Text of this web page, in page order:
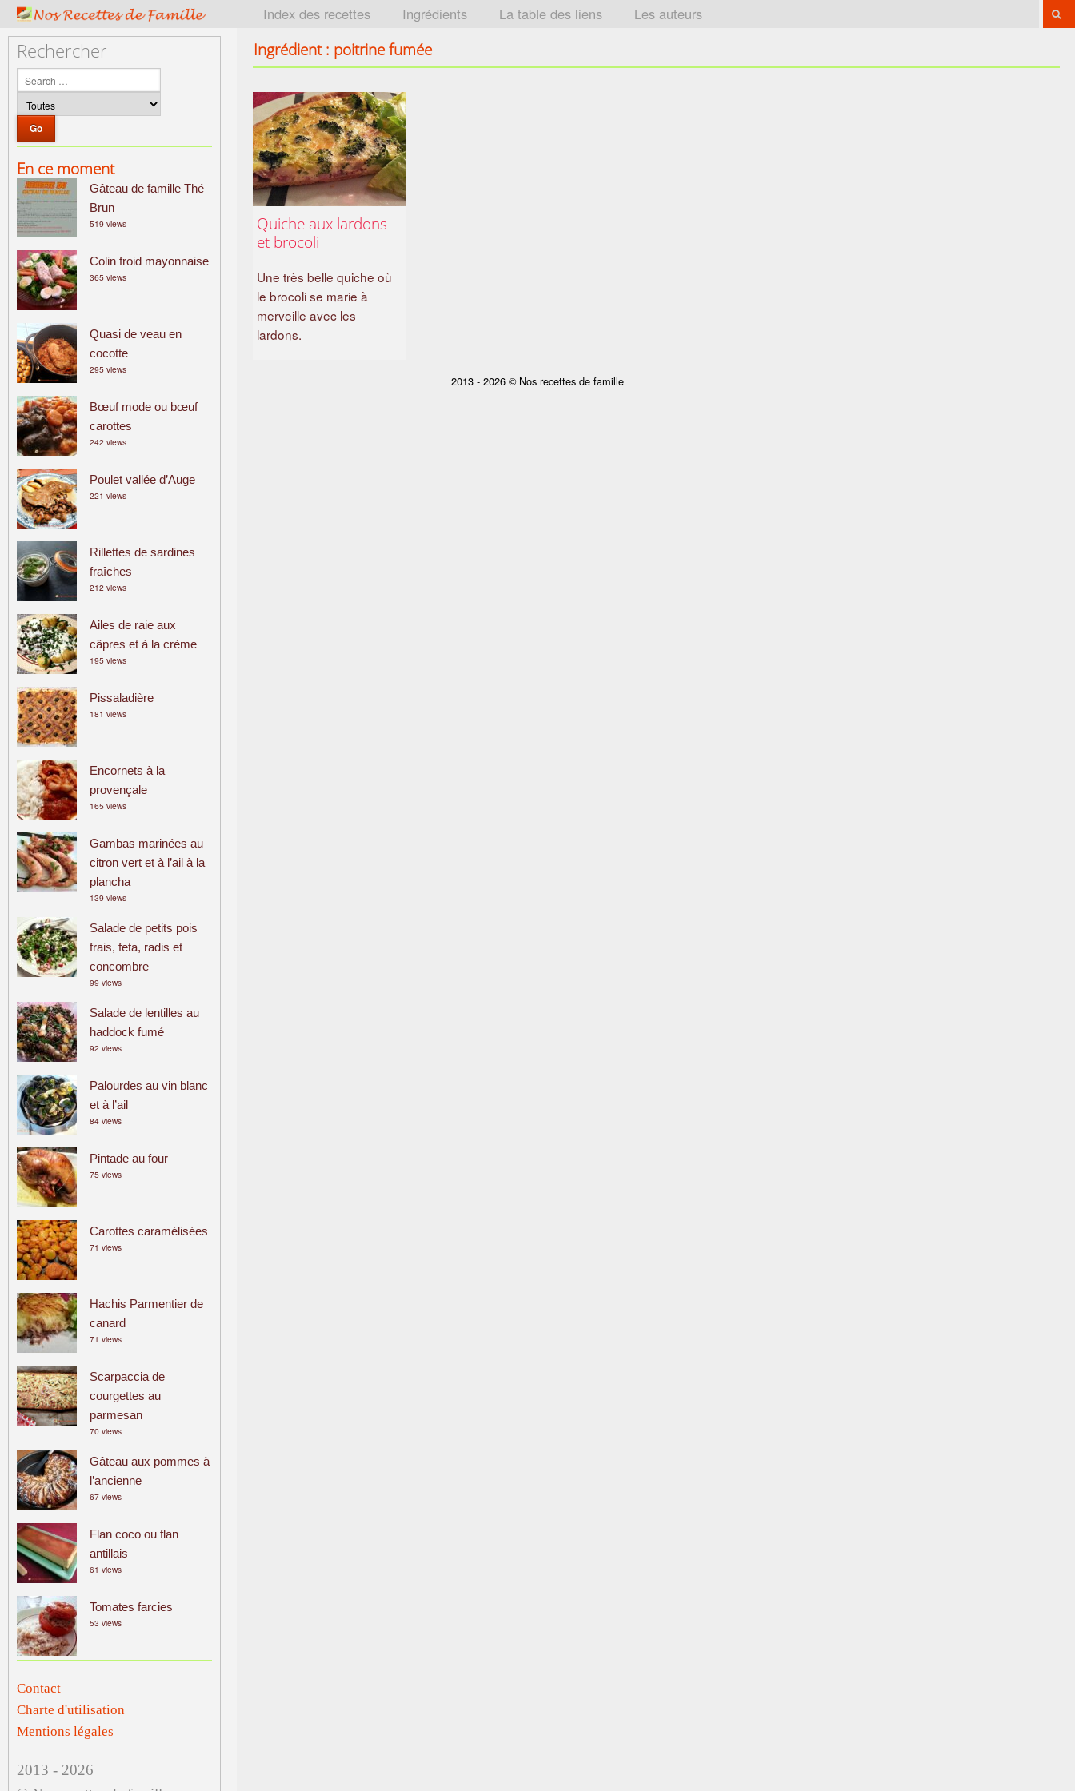
Index des recettes Ingrédients La table des liens Les auteurs
Rechercher
En ce moment
Gâteau de famille Thé
Brun
519 views
Colin froid mayonnaise
365 views
Quasi de veau en
cocotte
295 views
Bœuf mode ou bœuf
carottes
242 views
Poulet vallée d’Auge
221 views
Rillettes de sardines
fraîches
212 views
Ailes de raie aux
câpres et à la crème
195 views
Pissaladière
181 views
Encornets à la
provençale
165 views
Gambas marinées au
citron vert et à l’ail à la
plancha
139 views
Salade de petits pois
frais, feta, radis et
concombre
99 views
Salade de lentilles au
haddock fumé
92 views
Palourdes au vin blanc
et à l’ail
84 views
Pintade au four
75 views
Carottes caramélisées
71 views
Hachis Parmentier de
canard
71 views
Scarpaccia de
courgettes au
parmesan
70 views
Gâteau aux pommes à
l’ancienne
67 views
Flan coco ou flan
antillais
61 views
Tomates farcies
53 views
Contact
Charte d'utilisation
Mentions légales
2013 - 2026
Ingrédient : poitrine fumée
Quiche aux lardons
et brocoli
Une très belle quiche où
le brocoli se marie à
merveille avec les
lardons.
2013 - 2026 © Nos recettes de famille